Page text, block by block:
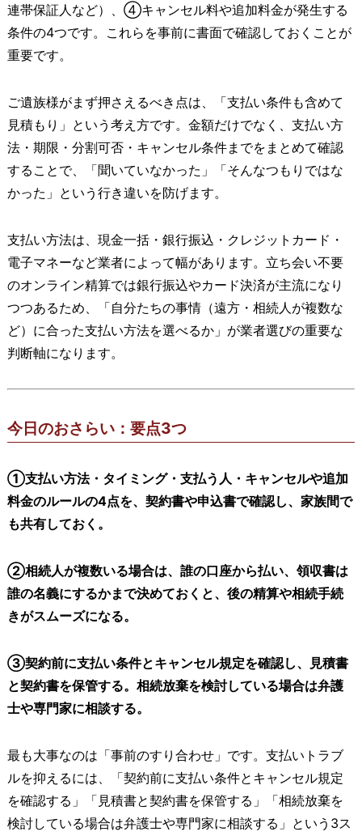
連帯保証人など）、④キャンセル料や追加料金が発生する
条件の4つです。これらを事前に書面で確認しておくことが
重要です。
ご遺族様がまず押さえるべき点は、「支払い条件も含めて
見積もり」という考え方です。金額だけでなく、支払い方
法・期限・分割可否・キャンセル条件までをまとめて確認
することで、「聞いていなかった」「そんなつもりではな
かった」という行き違いを防げます。
支払い方法は、現金一括・銀行振込・クレジットカード・
電子マネーなど業者によって幅があります。立ち会い不要
のオンライン精算では銀行振込やカード決済が主流になり
つつあるため、「自分たちの事情（遠方・相続人が複数な
ど）に合った支払い方法を選べるか」が業者選びの重要な
判断軸になります。
今日のおさらい：要点3つ
①支払い方法・タイミング・支払う人・キャンセルや追加
料金のルールの4点を、契約書や申込書で確認し、家族間で
も共有しておく。
②相続人が複数いる場合は、誰の口座から払い、領収書は
誰の名義にするかまで決めておくと、後の精算や相続手続
きがスムーズになる。
③契約前に支払い条件とキャンセル規定を確認し、見積書
と契約書を保管する。相続放棄を検討している場合は弁護
士や専門家に相談する。
最も大事なのは「事前のすり合わせ」です。支払いトラブ
ルを抑えるには、「契約前に支払い条件とキャンセル規定
を確認する」「見積書と契約書を保管する」「相続放棄を
検討している場合は弁護士や専門家に相談する」という3ス